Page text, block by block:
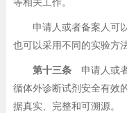
等相关工作。
申请人或者备案人可以
也可以采用不同的实验方
第十三条申请人或者
循体外诊断试剂安全有效
据真实、完整和可溯源。